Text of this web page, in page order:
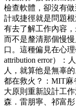
檢查軟體，卻沒有
計或捷徑就是問題
有去了解工作內容
而不是釐清那個慢
口。這種偏見在心
attribution error）：
人，就算他是無辜
都在救火？：MIT麻
大原則重新設計工
森．雷朋寧、祁富